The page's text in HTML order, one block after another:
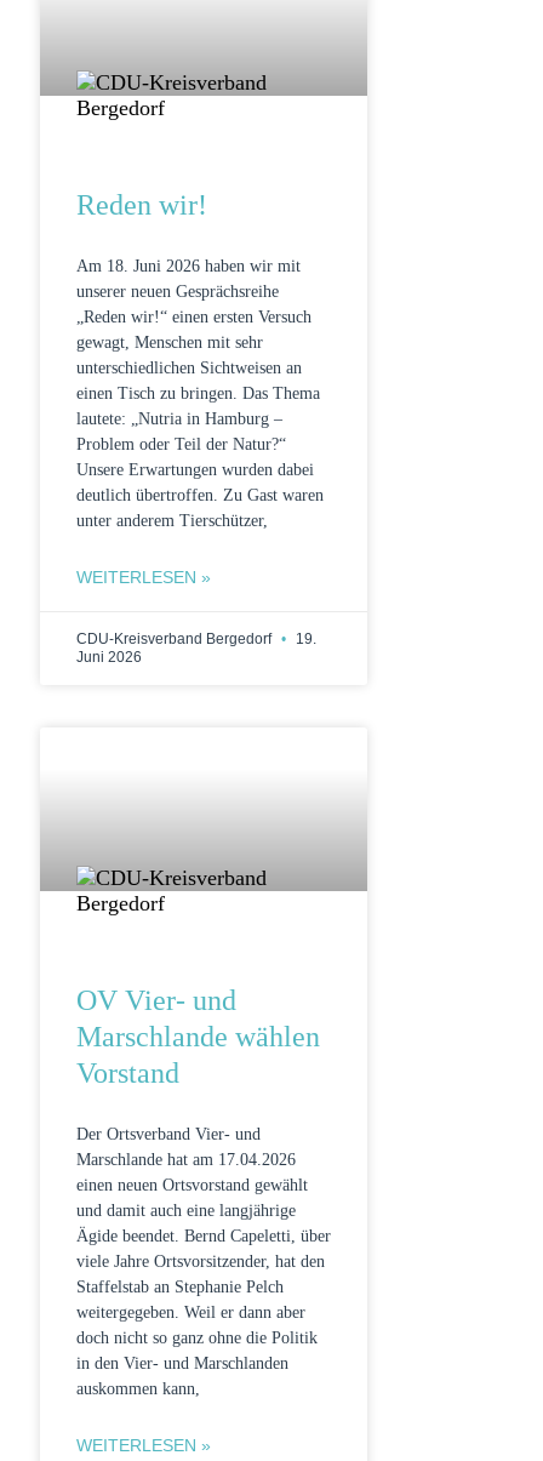
Reden wir!
Am 18. Juni 2026 haben wir mit
unserer neuen Gesprächsreihe
„Reden wir!“ einen ersten Versuch
gewagt, Menschen mit sehr
unterschiedlichen Sichtweisen an
einen Tisch zu bringen. Das Thema
lautete: „Nutria in Hamburg –
Problem oder Teil der Natur?“
Unsere Erwartungen wurden dabei
deutlich übertroffen. Zu Gast waren
unter anderem Tierschützer,
WEITERLESEN »
CDU-Kreisverband Bergedorf
19.
Juni 2026
OV Vier- und
Marschlande wählen
Vorstand
Der Ortsverband Vier- und
Marschlande hat am 17.04.2026
einen neuen Ortsvorstand gewählt
und damit auch eine langjährige
Ägide beendet. Bernd Capeletti, über
viele Jahre Ortsvorsitzender, hat den
Staffelstab an Stephanie Pelch
weitergegeben. Weil er dann aber
doch nicht so ganz ohne die Politik
in den Vier- und Marschlanden
auskommen kann,
WEITERLESEN »